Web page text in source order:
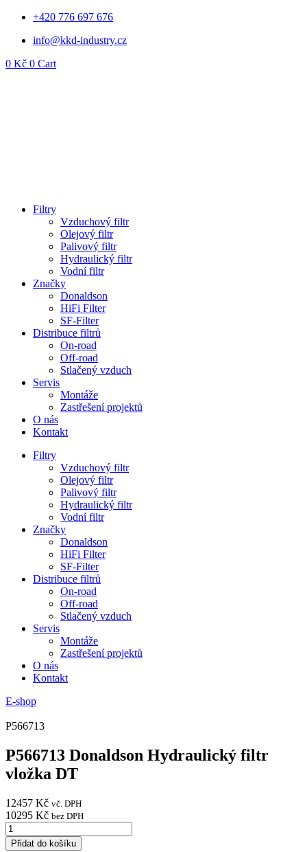
Přejít
obsahu
+420 776 697 676
info@kkd-industry.cz
0 Kč 0 Cart
Filtry
Vzduchový filtr
Olejový filtr
Palivový filtr
Hydraulický filtr
Vodní filtr
Značky
Donaldson
HiFi Filter
SF-Filter
Distribuce filtrů
On-road
Off-road
Stlačený vzduch
Servis
Montáže
Zastřešení projektů
O nás
Kontakt
Filtry
Vzduchový filtr
Olejový filtr
Palivový filtr
Hydraulický filtr
Vodní filtr
Značky
Donaldson
HiFi Filter
SF-Filter
Distribuce filtrů
On-road
Off-road
Stlačený vzduch
Servis
Montáže
Zastřešení projektů
O nás
Kontakt
E-shop
P566713
P566713 Donaldson Hydraulický filtr
vložka DT
12457 Kč vč. DPH
10295 Kč bez DPH
P566713
Donaldson
Přidat do košíku